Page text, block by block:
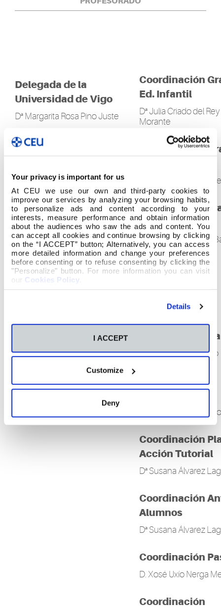
Your privacy is important for us
At CEU we use our own and third-party cookies to
improve our services by analyzing your browsing habits,
to personalize ads and content according to your
interests, measure performance and obtain information
about the audiences who saw the ads and content. You
can accept all cookies and continue browsing by clicking
on the “I ACCEPT” button; Alternatively, you can access
more detailed information and change your preferences
before consenting or to refuse consenting by clicking the
"Personalize" button. For more information you can visit
our Cookies Policy
Details
I ACCEPT
Customize
Deny
Delegada de la
Universidad de Vigo
Dª Margarita Rosa Pino Juste
Coordinación
Ed. Infantil
Dª Julia Criado del Rey
Morante
Directora
Dª María Jesús Ayuso Manso
Coordinación
Dª Elena Ciga
Subdirectora
Dª Sandra Fragueiro Barreiro
Coordinación
Fin de Grado
Dª Sandra Fragueiro
Secretaria Académica
Coordinación
Rodríguez Lorenzo
D. Xosé Uxío Nerga Menduiña
Coordinación
Dª Ana Caíño Carballo
Coordinación
Dª María del Mar
Coordinación
Acción Tutorial
Dª Susana Álvarez
Coordinación
Alumnos
Dª Susana Álvarez
Coordinación
D. Xosé Uxío Nerga
Coordinación